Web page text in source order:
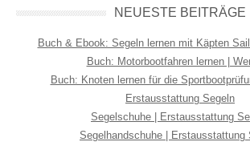
NEUESTE BEITRÄGE
Buch & Ebook: Segeln lernen mit Käpten
Buch: Motorbootfahren lernen |
Buch: Knoten lernen für die
Erstausstattung Segeln
Segelschuhe | Erstausstattung
Segelhandschuhe | Erstausstattung